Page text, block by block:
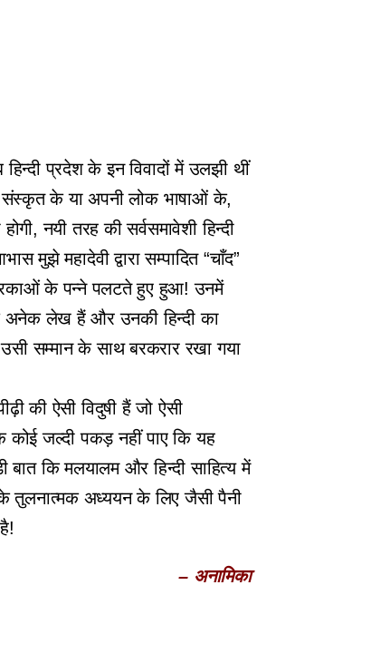
प्रदेश के इन विवादों में उलझी थीं
संस्कृत के या अपनी लोक भाषाओं के,
नयी तरह की सर्वसमावेशी हिन्दी
मुझे महादेवी द्वारा सम्पादित “चाँद”
के पन्ने पलटते हुए हुआ! उनमें
अनेक लेख हैं और उनकी हिन्दी का
उसी सम्मान के साथ बरकरार रखा गया
की ऐसी विदुषी हैं जो ऐसी
कोई जल्दी पकड़ नहीं पाए कि यह
कि मलयालम और हिन्दी साहित्य में
तुलनात्मक अध्ययन के लिए जैसी पैनी
– अनामिका